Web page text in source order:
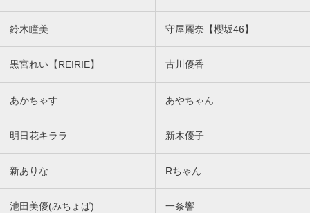
鈴木瞳美 守屋麗奈【櫻坂46】
黒宮れい【REIRIE】 古川優香
あかちゃす あやちゃん
明日花キララ 新木優子
新ありな Rちゃん
池田美優(みちょぱ) 一条響